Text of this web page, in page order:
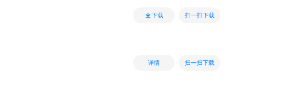
下载 扫一扫下载
详情 扫一扫下载